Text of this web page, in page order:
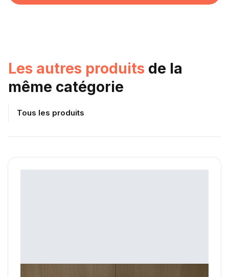
Les autres produits de la
même catégorie
Tous les produits